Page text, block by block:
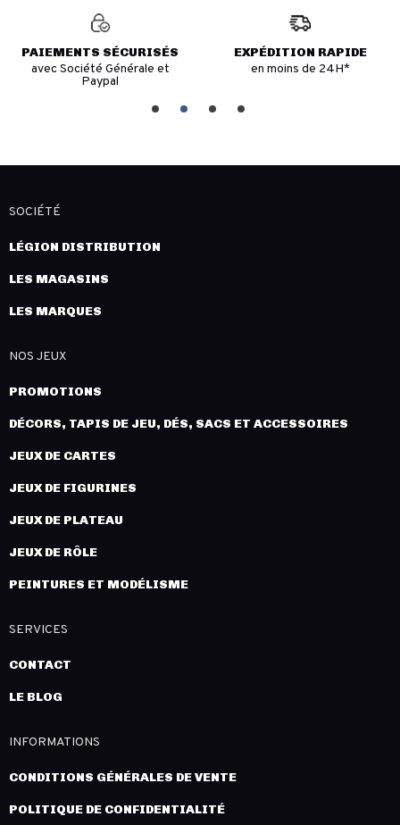
PAIEMENTS SÉCURISÉS
avec Société Générale et
Paypal
EXPÉDITION RAPIDE
en moins de 24H*
SOCIÉTÉ
LÉGION DISTRIBUTION
LES MAGASINS
LES MARQUES
NOS JEUX
PROMOTIONS
DÉCORS, TAPIS DE JEU, DÉS, SACS ET ACCESSOIRES
JEUX DE CARTES
JEUX DE FIGURINES
JEUX DE PLATEAU
JEUX DE RÔLE
PEINTURES ET MODÉLISME
SERVICES
CONTACT
LE BLOG
INFORMATIONS
CONDITIONS GÉNÉRALES DE VENTE
POLITIQUE DE CONFIDENTIALITÉ